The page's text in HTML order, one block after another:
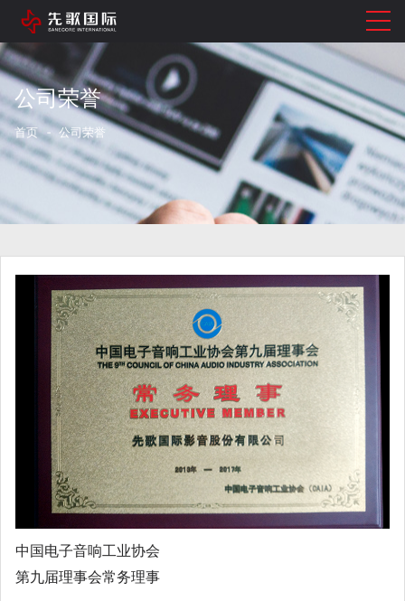
公司荣誉
首页 公司荣誉
中国电子音响工业协会
第九届理事会常务理事